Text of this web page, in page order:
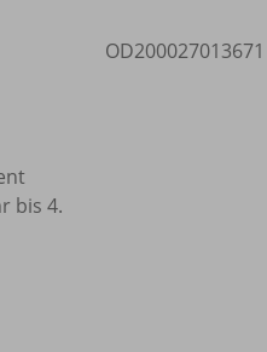
bis 4.
OD200027013671